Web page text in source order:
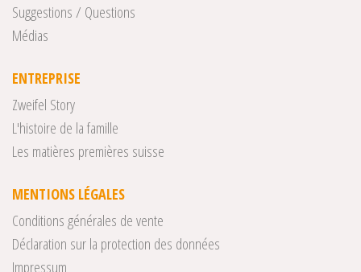
Suggestions / Questions
Médias
ENTREPRISE
Zweifel Story
L'histoire de la famille
Les matières premières suisse
MENTIONS LÉGALES
Conditions générales de vente
Déclaration sur la protection des données
Impressum